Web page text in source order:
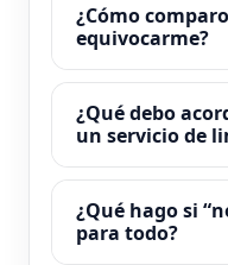
¿Cómo
equivocarme?
¿Qué debo
un servicio de
¿Qué hago si
para todo?